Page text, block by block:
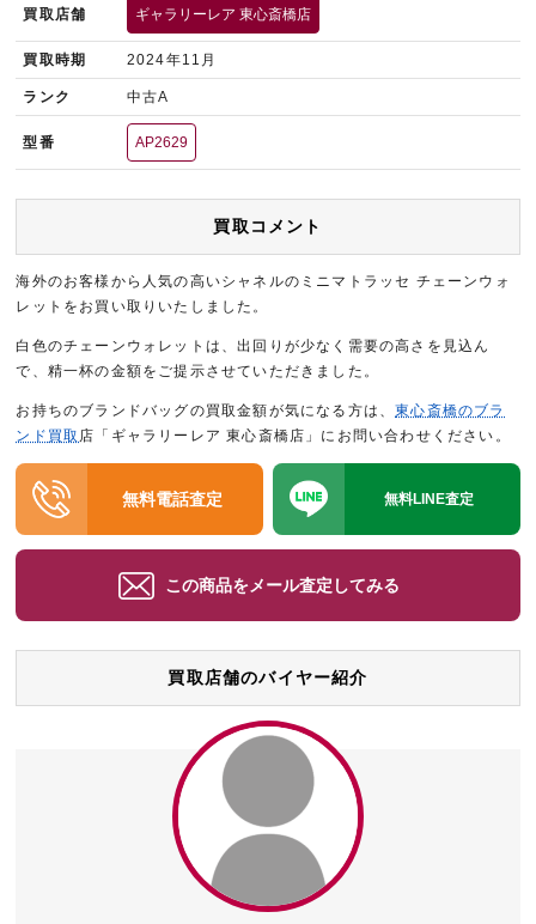
買取店舗 ギャラリーレア 東心斎橋店
買取時期 2024年11月
ランク 中古A
型番 AP2629
買取コメント
海外のお客様から人気の高いシャネルのミニマトラッセ チェーンウォ
レットをお買い取りいたしました。
白色のチェーンウォレットは、出回りが少なく需要の高さを見込ん
で、精一杯の金額をご提示させていただきました。
お持ちのブランドバッグの買取金額が気になる方は、東心斎橋のブラ
ンド買取 店「ギャラリーレア 東心斎橋店」にお問い合わせください。
無料電話査定 無料LINE査定
この商品をメール査定してみる
買取店舗のバイヤー紹介